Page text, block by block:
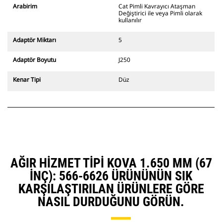
tekerleklerden çekişli
ekskavatörlerle uyumludur. Kanal
değiştiriciler de mevcuttur.
sistemle uyumlu ataşmanlarda
menteşeleri kullanılır. CW Özel
kama stili kilitleme sistemi
Arabirim
Cat Pimli Kavrayıcı Ataşman
Değiştirici ile veya Pimli olarak
kullanılır
Adaptör Miktarı 5
Adaptör Boyutu J250
Kenar Tipi Düz
AĞIR HIZMET TIPI KOVA 1.650 MM (67
INÇ): 566-6626 ÜRÜNÜNÜN SIK
KARŞILAŞTIRILAN ÜRÜNLERE GÖRE
NASIL DURDUĞUNU GÖRÜN.